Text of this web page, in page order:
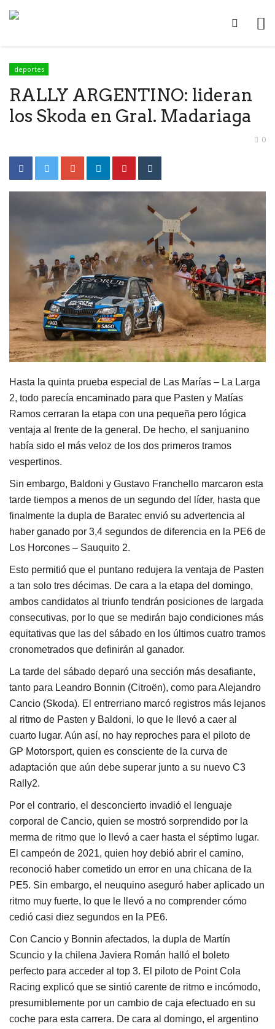
deportes
RALLY ARGENTINO: lideran
los Skoda en Gral. Madariaga
0
Hasta la quinta prueba especial de Las Marías – La Larga
2, todo parecía encaminado para que Pasten y Matías
Ramos cerraran la etapa con una pequeña pero lógica
ventaja al frente de la general. De hecho, el sanjuanino
había sido el más veloz de los dos primeros tramos
vespertinos.
Sin embargo, Baldoni y Gustavo Franchello marcaron esta
tarde tiempos a menos de un segundo del líder, hasta que
finalmente la dupla de Baratec envió su advertencia al
haber ganado por 3,4 segundos de diferencia en la PE6 de
Los Horcones – Sauquito 2.
Esto permitió que el puntano redujera la ventaja de Pasten
a tan solo tres décimas. De cara a la etapa del domingo,
ambos candidatos al triunfo tendrán posiciones de largada
consecutivas, por lo que se medirán bajo condiciones más
equitativas que las del sábado en los últimos cuatro tramos
cronometrados que definirán al ganador.
La tarde del sábado deparó una sección más desafiante,
tanto para Leandro Bonnin (Citroën), como para Alejandro
Cancio (Skoda). El entrerriano marcó registros más lejanos
al ritmo de Pasten y Baldoni, lo que le llevó a caer al
cuarto lugar. Aún así, no hay reproches para el piloto de
GP Motorsport, quien es consciente de la curva de
adaptación que aún debe superar junto a su nuevo C3
Rally2.
Por el contrario, el desconcierto invadió el lenguaje
corporal de Cancio, quien se mostró sorprendido por la
merma de ritmo que lo llevó a caer hasta el séptimo lugar.
El campeón de 2021, quien hoy debió abrir el camino,
reconoció haber cometido un error en una chicana de la
PE5. Sin embargo, el neuquino aseguró haber aplicado un
ritmo muy fuerte, lo que le llevó a no comprender cómo
cedió casi diez segundos en la PE6.
Con Cancio y Bonnin afectados, la dupla de Martín
Scuncio y la chilena Javiera Román halló el boleto
perfecto para acceder al top 3. El piloto de Point Cola
Racing explicó que se sintió carente de ritmo e incómodo,
presumiblemente por un cambio de caja efectuado en su
coche para esta carrera. De cara al domingo, el argentino